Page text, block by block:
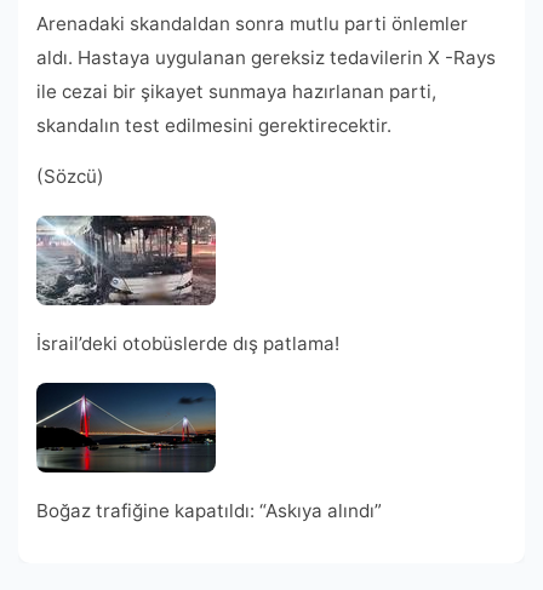
Arenadaki skandaldan sonra mutlu parti önlemler
aldı. Hastaya uygulanan gereksiz tedavilerin X -Rays
ile cezai bir şikayet sunmaya hazırlanan parti,
skandalın test edilmesini gerektirecektir.
(Sözcü)
İsrail’deki otobüslerde dış patlama!
Boğaz trafiğine kapatıldı: “Askıya alındı”